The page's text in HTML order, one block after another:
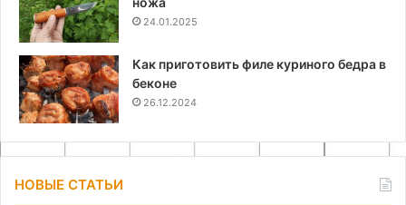
24.01.2025
Как приготовить филе куриного бедра в
беконе
26.12.2024
НОВЫЕ СТАТЬИ